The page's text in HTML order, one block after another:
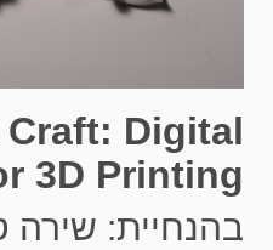
Craft: Digital
3D Printing
בהנחיית: שירה